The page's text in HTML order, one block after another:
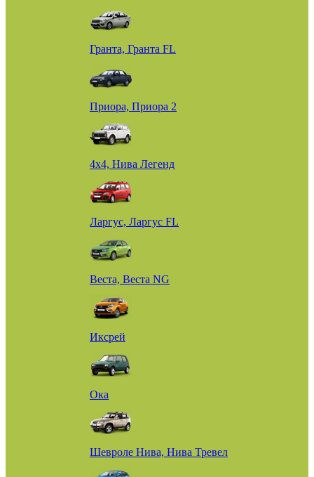
Гранта, Гранта FL
Приора, Приора 2
4х4, Нива Легенд
Ларгус, Ларгус FL
Веста, Веста NG
Иксрей
Ока
Шевроле Нива, Нива Тревел